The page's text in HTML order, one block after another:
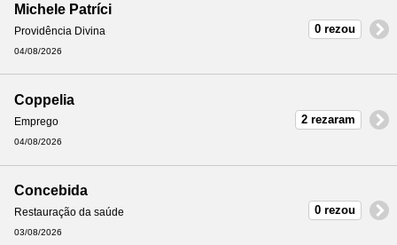
Michele Patríci
Providência Divina
04/08/2026
0 rezou
Coppelia
Emprego
04/08/2026
2 rezaram
Concebida
Restauração da saúde
03/08/2026
0 rezou